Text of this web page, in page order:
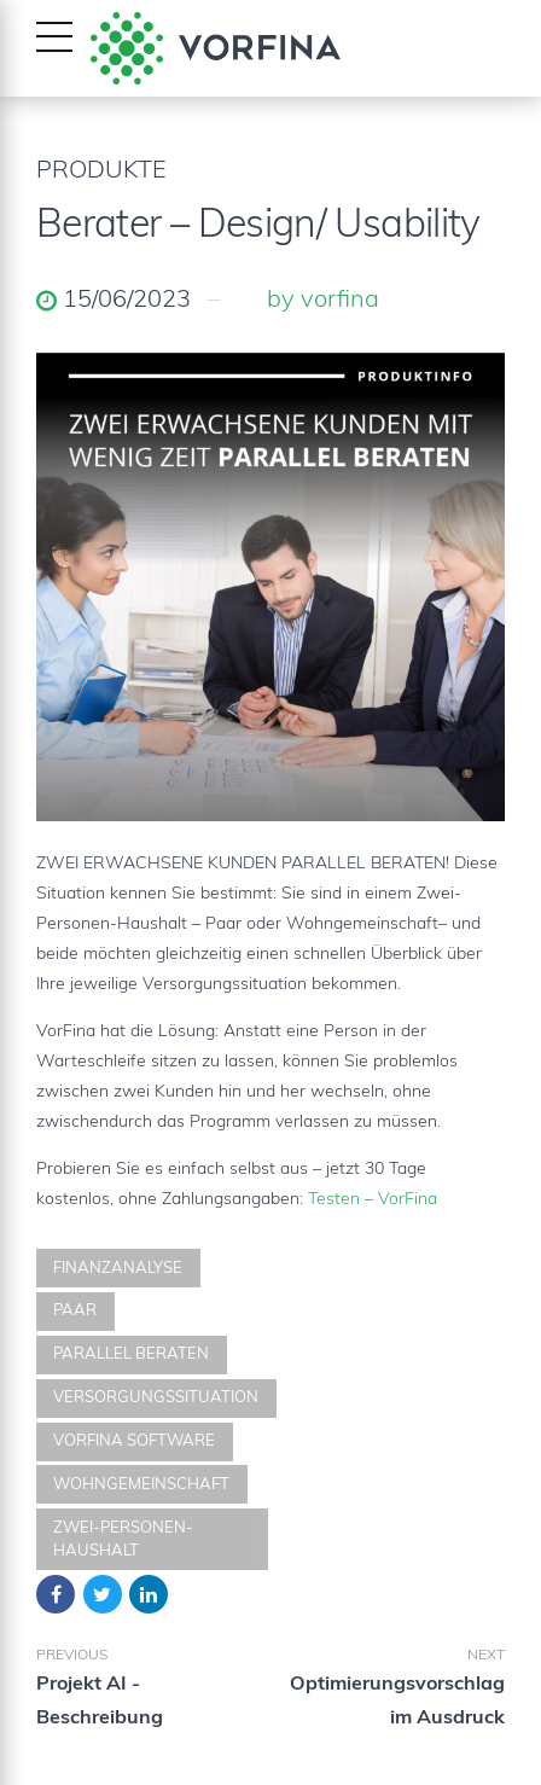
PRODUKTE
Berater – Design/ Usability
15/06/2023 by vorfina
ZWEI ERWACHSENE KUNDEN PARALLEL BERATEN! Diese
Situation kennen Sie bestimmt: Sie sind in einem Zwei-
Personen-Haushalt – Paar oder Wohngemeinschaft– und
beide möchten gleichzeitig einen schnellen Überblick über
Ihre jeweilige Versorgungssituation bekommen.
VorFina hat die Lösung: Anstatt eine Person in der
Warteschleife sitzen zu lassen, können Sie problemlos
zwischen zwei Kunden hin und her wechseln, ohne
zwischendurch das Programm verlassen zu müssen.
Probieren Sie es einfach selbst aus – jetzt 30 Tage
kostenlos, ohne Zahlungsangaben: Testen – VorFina
FINANZANALYSE
PAAR
PARALLEL BERATEN
VERSORGUNGSSITUATION
VORFINA SOFTWARE
WOHNGEMEINSCHAFT
ZWEI-PERSONEN-
HAUSHALT
PREVIOUS
Projekt AI -
Beschreibung
NEXT
Optimierungsvorschlag
im Ausdruck